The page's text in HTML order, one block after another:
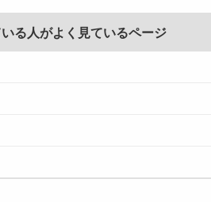
る人がよく見ているページ